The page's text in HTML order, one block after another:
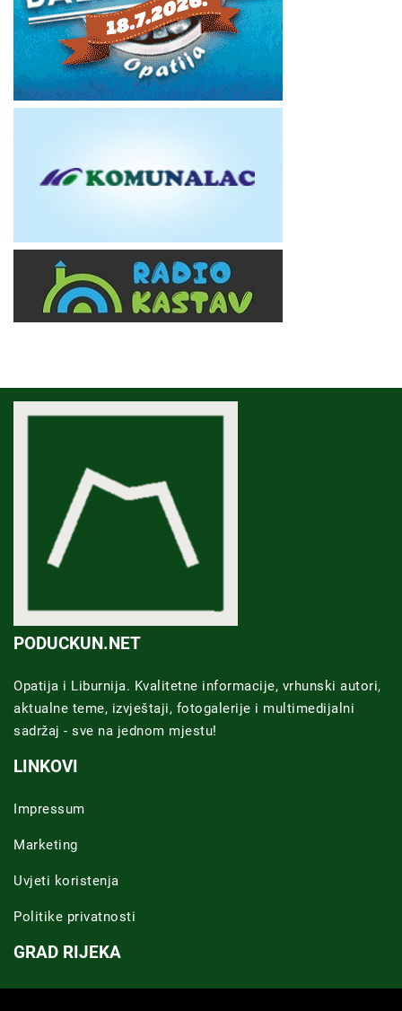
PODUCKUN.NET
Opatija i Liburnija. Kvalitetne informacije, vrhunski autori,
aktualne teme, izvještaji, fotogalerije i multimedijalni
sadržaj - sve na jednom mjestu!
LINKOVI
Impressum
Marketing
Uvjeti koristenja
Politike privatnosti
GRAD RIJEKA